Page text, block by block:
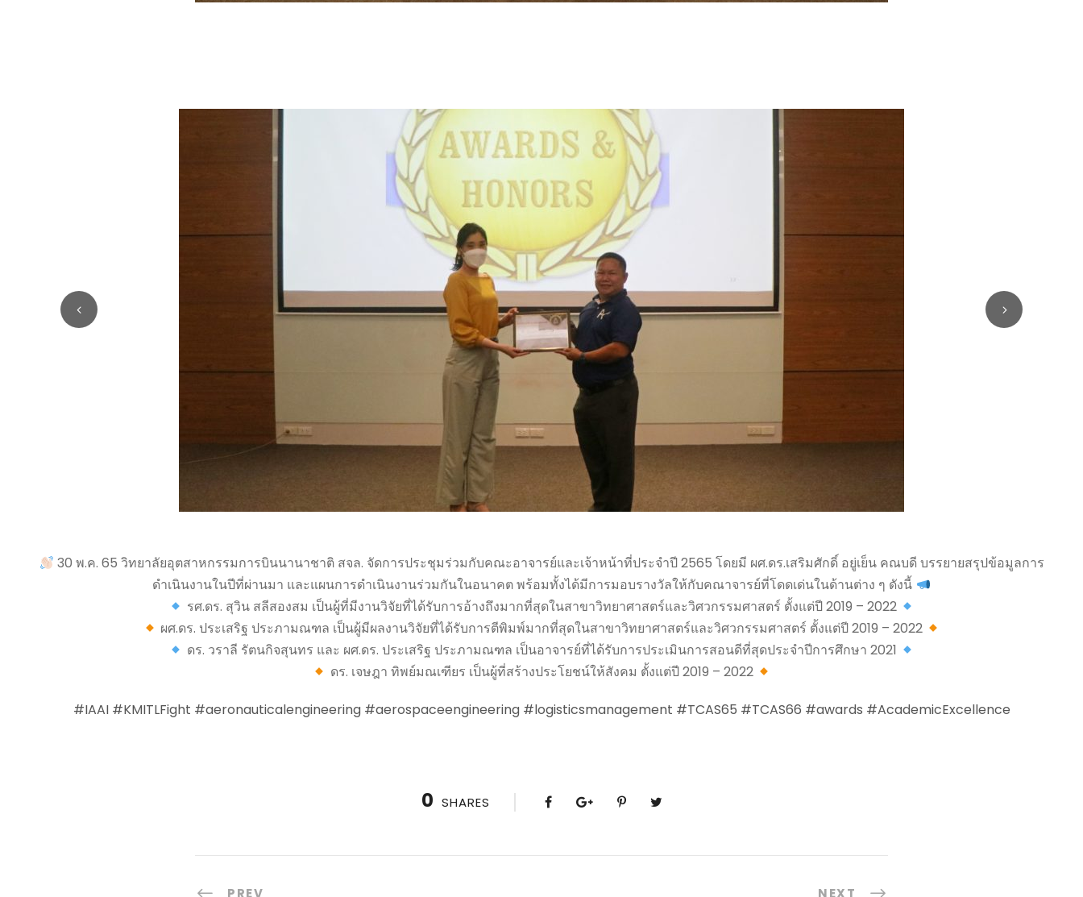
30 พ.ค. 65 วิทยาลัยอุตสาหกรรมการบินนานาชาติ สจล. จัดการประชุมร่วมกับคณะอาจารย์และเจ้าหน้าที่ประจำปี 2565 โดยมี ผศ.ดร.เสริมศักดิ์ อยู่เย็น คณบดี บรรยายสรุปข้อมูลการ
ดำเนินงานในปีที่ผ่านมา และแผนการดำเนินงานร่วมกันในอนาคต พร้อมทั้งได้มีการมอบรางวัลให้กับคณาจารย์ที่โดดเด่นในด้านต่าง ๆ ดังนี้
รศ.ดร. สุวิน สลีสองสม เป็นผู้ที่มีงานวิจัยที่ได้รับการอ้างถึงมากที่สุดในสาขาวิทยาศาสตร์และวิศวกรรมศาสตร์ ตั้งแต่ปี 2019 – 2022
ผศ.ดร. ประเสริฐ ประภามณฑล เป็นผู้มีผลงานวิจัยที่ได้รับการตีพิมพ์มากที่สุดในสาขาวิทยาศาสตร์และวิศวกรรมศาสตร์ ตั้งแต่ปี 2019 – 2022
ดร. วราลี รัตนกิจสุนทร และ ผศ.ดร. ประเสริฐ ประภามณฑล เป็นอาจารย์ที่ได้รับการประเมินการสอนดีที่สุดประจำปีการศึกษา 2021
ดร. เจษฎา ทิพย์มณเฑียร เป็นผู้ที่สร้างประโยชน์ให้สังคม ตั้งแต่ปี 2019 – 2022
#IAAI #KMITLFight #aeronauticalengineering #aerospaceengineering #logisticsmanagement #TCAS65 #TCAS66 #awards #AcademicExcellence
0 SHARES
PREV NEXT